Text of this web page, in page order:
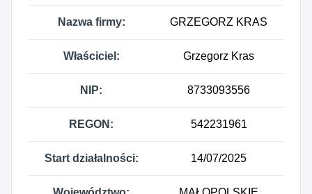
Nazwa firmy: GRZEGORZ KRAS
Właściciel: Grzegorz Kras
NIP: 8733093556
REGON: 542231961
Start działalności: 14/07/2025